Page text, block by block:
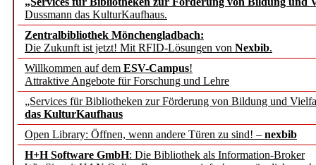
Dussmann das KulturKaufhaus.
Zentralbibliothek Mönchengladbach:
Die Zukunft ist jetzt! Mit RFID-Lösungen von Nexbib.
Willkommen auf dem ESV-Campus!
Attraktive Angebote für Forschung und Lehre
„Services für Bibliotheken zur Förderung von Bildung und
das KulturKaufhaus
Open Library: Öffnen, wenn andere Türen zu sind! – nexbib
H+H Software GmbH: Die Bibliothek als Information-Broker
angepasst
konstruktiv!
Mohr Siebeck
und die Zeitschrift für